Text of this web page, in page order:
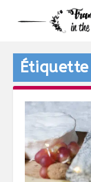
Étiquette